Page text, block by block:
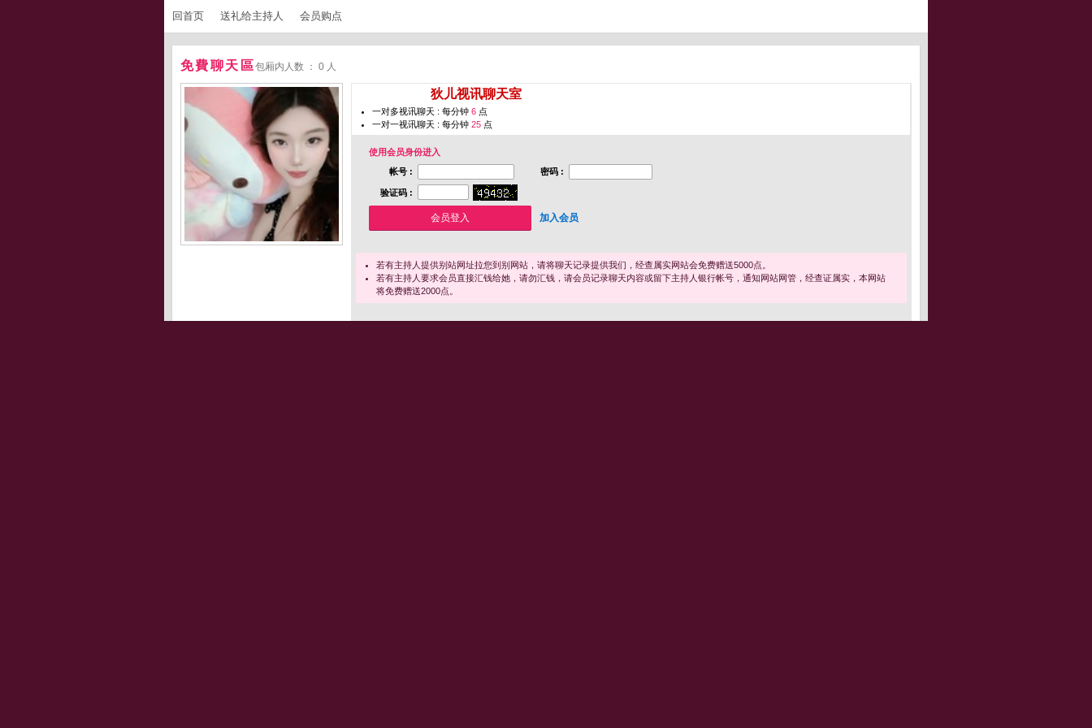
回首页 送礼给主持人 会员购点
免費聊天區包厢内人数 ： 0 人
狄儿视讯聊天室
一对多视讯聊天 : 每分钟 6 点
一对一视讯聊天 : 每分钟 25 点
使用会员身份进入
帐号 :
密码 :
验证码 :
加入会员
若有主持人提供别站网址拉您到别网站，请将聊天记录提供我们，经查属实网站会免费赠送5000点。
若有主持人要求会员直接汇钱给她，请勿汇钱，请会员记录聊天内容或留下主持人银行帐号，通知网站网管，经查证属实，本网站
将免费赠送2000点。